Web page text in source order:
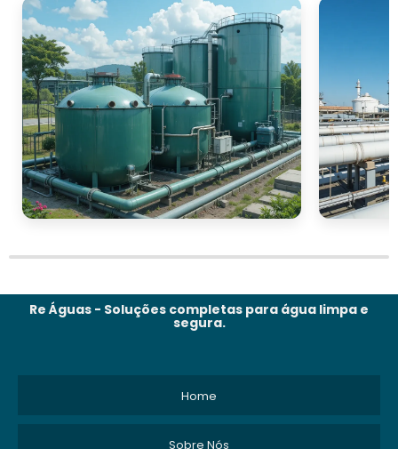
Re Águas - Soluções completas para água limpa e
segura.
Home
Sobre Nós